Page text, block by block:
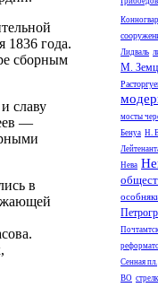
1836 года.
сборным
славу
—
в
Лидваль
М.
мосты
Бенуа Н.
Нева
Сенная пл.
ВО